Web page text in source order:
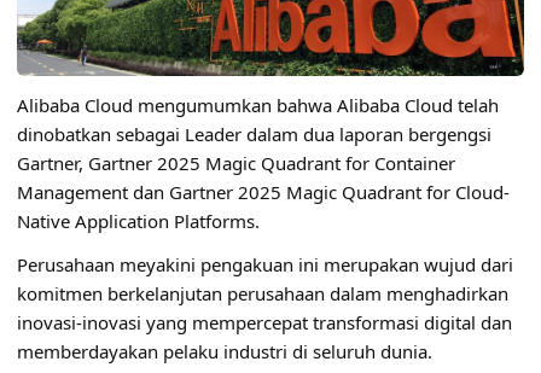
Alibaba Cloud mengumumkan bahwa Alibaba Cloud telah
dinobatkan sebagai Leader dalam dua laporan bergengsi
Gartner, Gartner 2025 Magic Quadrant for Container
Management dan Gartner 2025 Magic Quadrant for Cloud-
Native Application Platforms.
Perusahaan meyakini pengakuan ini merupakan wujud dari
komitmen berkelanjutan perusahaan dalam menghadirkan
inovasi-inovasi yang mempercepat transformasi digital dan
memberdayakan pelaku industri di seluruh dunia.